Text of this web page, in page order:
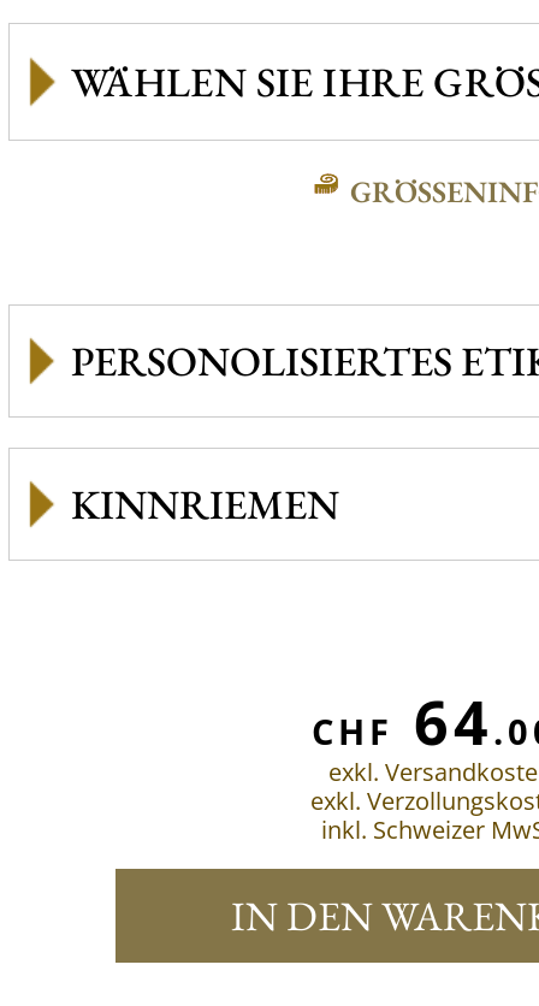
GRÖSSENINFO
PERSONOLISIERTES
KINNRIEMEN
CHF 64
exkl.
exkl.
inkl. Schweizer
IN DEN